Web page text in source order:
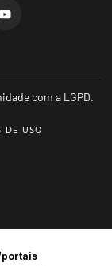
com a LGPD.
DE USO
portais